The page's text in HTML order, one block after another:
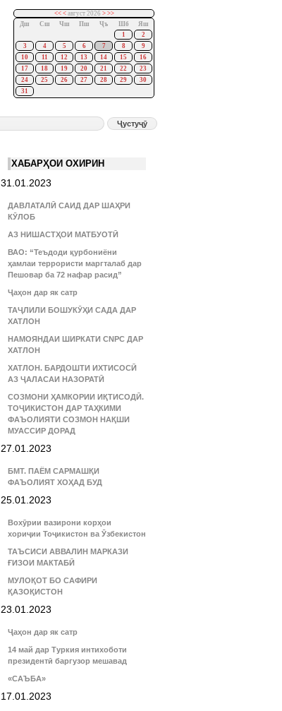
<< <август 2026 > >>
Дш
Сш Чш Пш Ҷъ Шб
Яш
1
2
3
4 5 6 7 8
9
10
11 12 13 14 15
16
17
18 19 20 21 22
23
24
25 26 27 28 29
30
31
ХАБАРҲОИ ОХИРИН
31.01.2023
ДАВЛАТАЛӢ САИД ДАР ШАҲРИ
КӮЛОБ
АЗ НИШАСТҲОИ МАТБУОТӢ
ВАО: “Теъдоди қурбониёни
ҳамлаи террористи маргталаб дар
Пешовар ба 72 нафар расид”
Ҷаҳон дар як сатр
ТАҶЛИЛИ БОШУКӮҲИ САДА ДАР
ХАТЛОН
НАМОЯНДАИ ШИРКАТИ CNPC ДАР
ХАТЛОН
ХАТЛОН. БАРДОШТИ ИХТИСОСӢ
АЗ ҶАЛАСАИ НАЗОРАТӢ
СОЗМОНИ ҲАМКОРИИ ИҚТИСОДӢ.
ТОҶИКИСТОН ДАР ТАҲКИМИ
ФАЪОЛИЯТИ СОЗМОН НАҚШИ
МУАССИР ДОРАД
27.01.2023
БМТ. ПАЁМ САРМАШҚИ
ФАЪОЛИЯТ ХОҲАД БУД
25.01.2023
Вохӯрии вазирони корҳои
хориҷии Тоҷикистон ва Ӯзбекистон
ТАЪСИСИ АВВАЛИН МАРКАЗИ
ҒИЗОИ МАКТАБӢ
МУЛОҚОТ БО САФИРИ
ҚАЗОҚИСТОН
23.01.2023
Ҷаҳон дар як сатр
14 май дар Туркия интихоботи
президентӣ баргузор мешавад
«САЪБА»
17.01.2023